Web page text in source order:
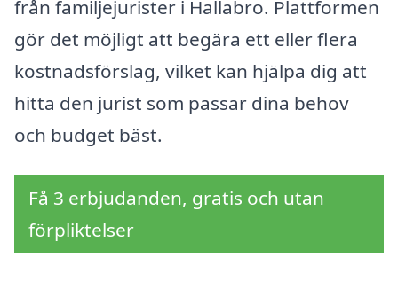
från familjejurister i Hallabro. Plattformen
gör det möjligt att begära ett eller flera
kostnadsförslag, vilket kan hjälpa dig att
hitta den jurist som passar dina behov
och budget bäst.
Få 3 erbjudanden, gratis och utan
förpliktelser